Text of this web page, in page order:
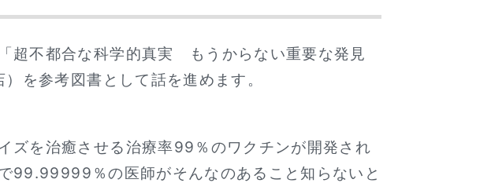
超不都合な科学的真実 もうからない重要な発見
を参考図書として話を進めます。
ズを治癒させる治療率99％のワクチンが開発され
99.99999％の医師がそんなのあること知らないと